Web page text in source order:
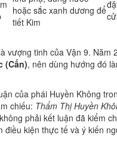
hoặc sắc xanh dương để
tiết Kim
vượng tinh của Vận 9. Năm
(Cấn), nên dùng hướng đó
của phái Huyền Không
chiếu: Thẩm Thị Huyền
phải kết luận đã kiểm
điều kiện thực tế và ý kiến